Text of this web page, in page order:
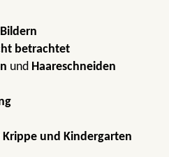
betrachtet
und Haareschneiden
Krippe und Kindergarten